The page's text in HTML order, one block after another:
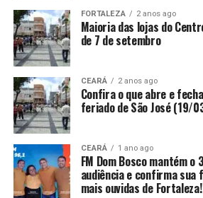
FORTALEZA 2 anos ago
Maioria das lojas do
de 7 de setembro
CEARÁ 2 anos ago
Confira o que abre e
feriado de São José (19/
CEARÁ 1 ano ago
FM Dom Bosco mantém o
audiência e confirma
mais ouvidas de Fortaleza!